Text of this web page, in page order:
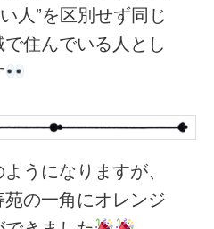
人”を区別せず同じ
住んでいる人とし
うになりますが、
の一角にオレンジ